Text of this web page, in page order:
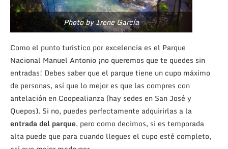
Photo by Irene García
Como el punto turístico por excelencia es el Parque
Nacional Manuel Antonio ¡no queremos que te quedes sin
entradas! Debes saber que el parque tiene un cupo máximo
de personas, así que lo mejor es que las compres con
antelación en Coopealianza (hay sedes en San José y
Quepos). Si no, puedes perfectamente adquirirlas a la
entrada del parque, pero como decimos, si es temporada
alta puede que para cuando llegues el cupo esté completo,